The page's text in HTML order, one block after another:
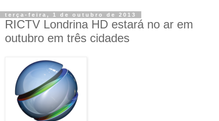
terça-feira, 1 de outubro de 2013
RICTV Londrina HD estará no ar em
outubro em três cidades